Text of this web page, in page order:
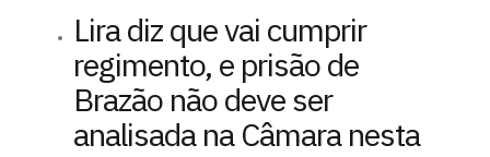
Lira diz que vai cumprir
regimento, e prisão de
Brazão não deve ser
analisada na Câmara nesta